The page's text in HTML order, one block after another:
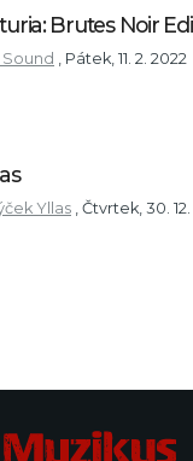
Brutes Noir
Sound Pátek, 11. 2. 2022
Yllas Čtvrtek, 30. 12.